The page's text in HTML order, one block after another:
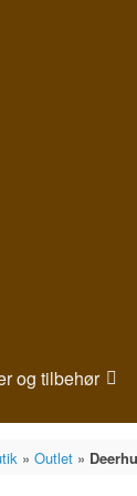
og tilbehør
» Outlet»